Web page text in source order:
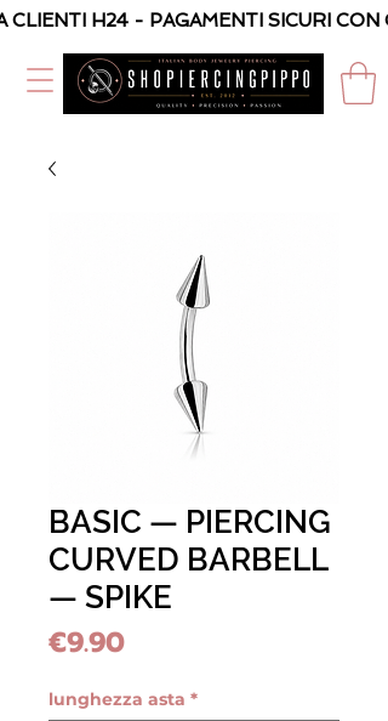
H24 - PAGAMENTI SICURI
BASIC — PIERCING
CURVED BARBELL
— SPIKE
€9.90Price
lunghezza asta *